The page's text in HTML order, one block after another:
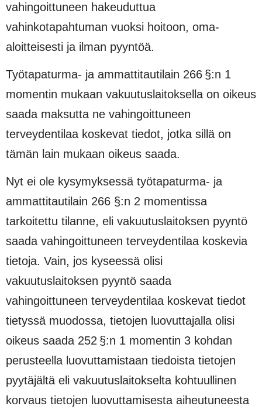
vahingoittuneen hakeuduttua
vahinkotapahtuman vuoksi hoitoon, oma-
aloitteisesti ja ilman pyyntöä.
Työtapaturma- ja ammattitautilain 266 §:n 1
momentin mukaan vakuutuslaitoksella on oikeus
saada maksutta ne vahingoittuneen
terveydentilaa koskevat tiedot, jotka sillä on
tämän lain mukaan oikeus saada.
Nyt ei ole kysymyksessä työtapaturma- ja
ammattitautilain 266 §:n 2 momentissa
tarkoitettu tilanne, eli vakuutuslaitoksen pyyntö
saada vahingoittuneen terveydentilaa koskevia
tietoja. Vain, jos kyseessä olisi
vakuutuslaitoksen pyyntö saada
vahingoittuneen terveydentilaa koskevat tiedot
tietyssä muodossa, tietojen luovuttajalla olisi
oikeus saada 252 §:n 1 momentin 3 kohdan
perusteella luovuttamistaan tiedoista tietojen
pyytäjältä eli vakuutuslaitokselta kohtuullinen
korvaus tietojen luovuttamisesta aiheutuneesta